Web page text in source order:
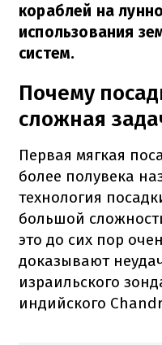
кораблей на
использования
систем.
Почему
сложная
Первая мягкая
более полувека
технология
большой
это до сих пор
доказывают
израильского
индийского